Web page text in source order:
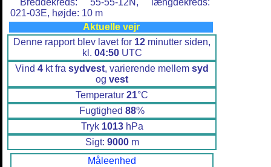
Breddekreds: 55-55-12N, længdekreds:
021-03E, højde: 10 m
Aktuelle vejr
Denne rapport blev lavet for 12 minutter siden,
kl. 04:50UTC
Vind 4 kt fra sydvest, varierende mellem syd
og vest
Temperatur 21°C
Fugtighed 88%
Tryk 1013hPa
Sigt: 9000m
Måleenhed